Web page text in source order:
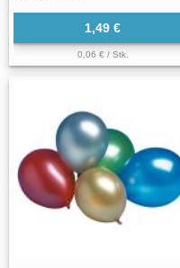
1,49 €
0,06 € / Stk.